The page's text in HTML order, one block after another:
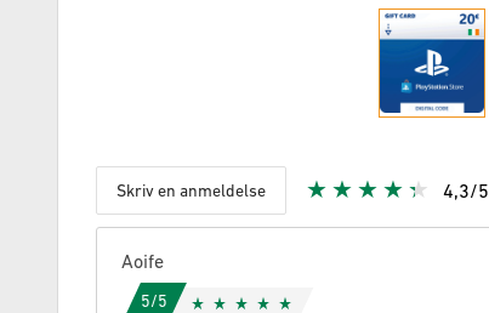
Skriv en anmeldelse 4,3/5
Aoife
5/5